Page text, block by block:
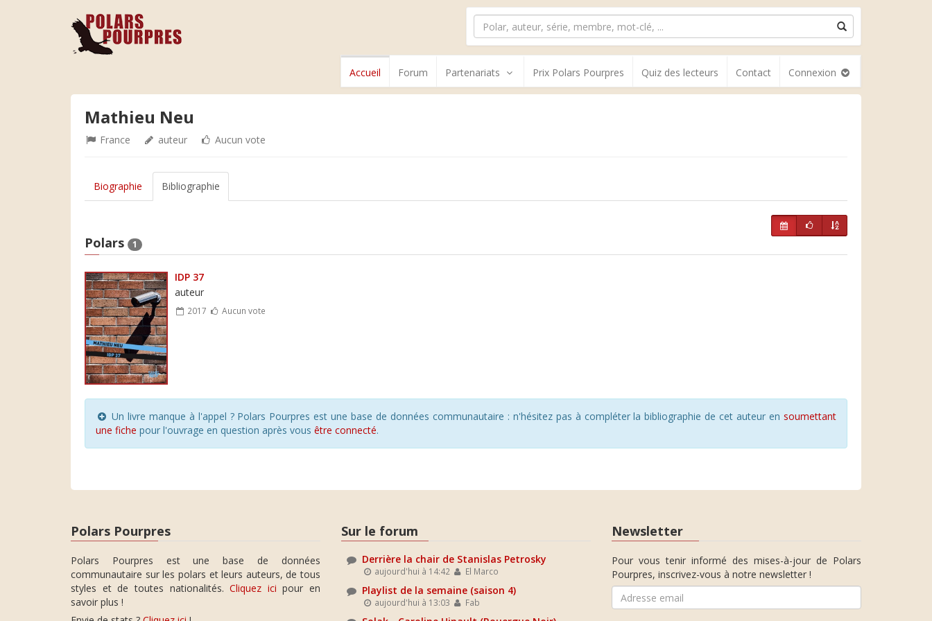
Accueil Forum Partenariats Prix Polars Pourpres Quiz des lecteurs Contact Connexion
Mathieu Neu
France auteur Aucun vote
Biographie Bibliographie
Polars 1
IDP 37
auteur
2017 Aucun vote
Un livre manque à l'appel ? Polars Pourpres est une base de données communautaire : n'hésitez pas à compléter la bibliographie de cet auteur en soumettant
une fiche pour l'ouvrage en question après vous être connecté.
Polars Pourpres
Polars Pourpres est une base de données
communautaire sur les polars et leurs auteurs, de tous
styles et de toutes nationalités.Cliquez ici pour en
savoir plus !
Sur le forum
Derrière la chair de Stanislas Petrosky
aujourd'hui à 14:42 El Marco
Playlist de la semaine (saison 4)
aujourd'hui à 13:03 Fab
Newsletter
Pour vous tenir informé des mises-à-jour de Polars
Pourpres, inscrivez-vous à notre newsletter !